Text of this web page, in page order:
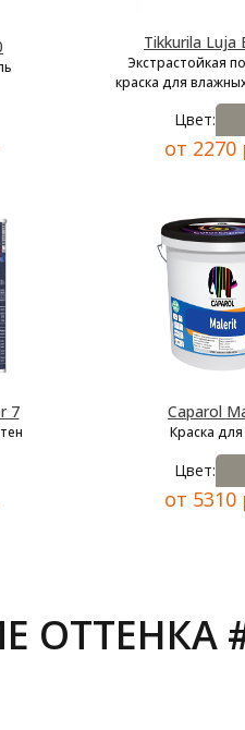
Tikkurila Luja
Экстрастойкая
краска для
Цвет:
от 2270
7 Caparol
Краска для
Цвет:
от 5310
ОТТЕНКА